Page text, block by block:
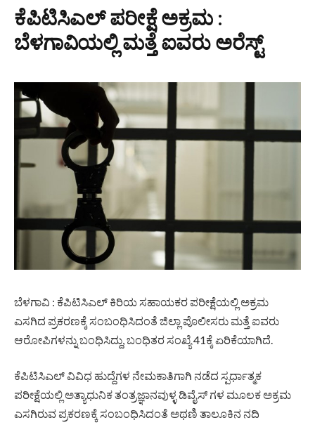
ಕೆಪಿಟಿಸಿಎಲ್ ಪರೀಕ್ಷೆ ಅಕ್ರಮ :
ಬೆಳಗಾವಿಯಲ್ಲಿ ಮತ್ತೆ ಐವರು ಅರೆಸ್ಟ್
ಬೆಳಗಾವಿ : ಕೆಪಿಟಿಸಿಎಲ್ ಕಿರಿಯ ಸಹಾಯಕರ ಪರೀಕ್ಷೆಯಲ್ಲಿ ಅಕ್ರಮ
ಎಸಗಿದ ಪ್ರಕರಣಕ್ಕೆ ಸಂಬಂಧಿಸಿದಂತೆ ಜಿಲ್ಲಾ ಪೊಲೀಸರು ಮತ್ತೆ ಐವರು
ಆರೋಪಿಗಳನ್ನು ಬಂಧಿಸಿದ್ದು, ಬಂಧಿತರ ಸಂಖ್ಯೆ 41ಕ್ಕೆ ಏರಿಕೆಯಾಗಿದೆ.
ಕೆಪಿಟಿಸಿಎಲ್ ವಿವಿಧ ಹುದ್ದೆಗಳ ನೇಮಕಾತಿಗಾಗಿ ನಡೆದ ಸ್ಪರ್ಧಾತ್ಮಕ
ಪರೀಕ್ಷೆಯಲ್ಲಿ ಅತ್ಯಾಧುನಿಕ ತಂತ್ರಜ್ಞಾನವುಳ್ಳ ಡಿವೈಸ್ ಗಳ ಮೂಲಕ ಅಕ್ರಮ
ಎಸಗಿರುವ ಪ್ರಕರಣಕ್ಕೆ ಸಂಬಂಧಿಸಿದಂತೆ ಅಥಣಿ ತಾಲೂಕಿನ ನದಿ